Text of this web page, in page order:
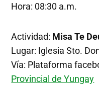
Hora: 08:30 a.m.
Actividad: Misa Te
Lugar: Iglesia Sto.
Vía: Plataforma
Provincial de Yungay